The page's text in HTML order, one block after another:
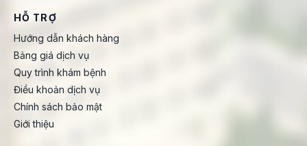
HỖ TRỢ
Hướng dẫn khách hàng
Bảng giá dịch vụ
Quy trình khám bệnh
Điều khoản dịch vụ
Chính sách bảo mật
Giới thiệu